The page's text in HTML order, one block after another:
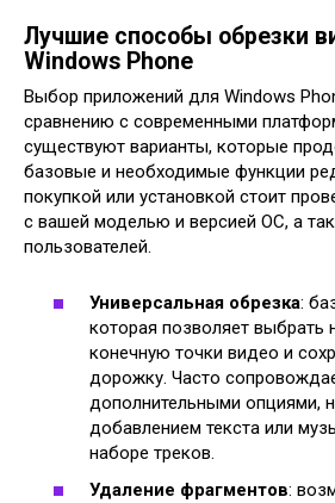
Лучшие способы обрезки
Windows Phone
Выбор приложений для Windows
сравнению с современными
существуют варианты, которые
базовые и необходимые функции
покупкой или установкой стоит
с вашей моделью и версией ОС, а
пользователей.
Универсальная обрезка:
которая позволяет выбрать
конечную точки видео и
дорожку. Часто
дополнительными опциями,
добавлением текста или
наборе треков.
Удаление фрагментов: